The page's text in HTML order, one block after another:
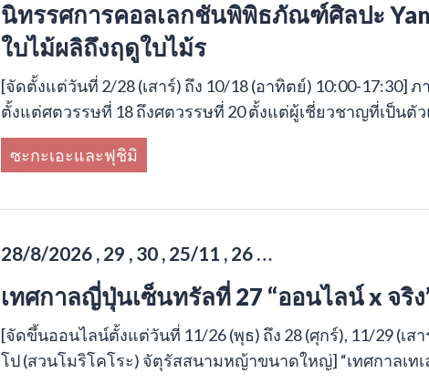
นิทรรศการคอลเลกชันพิพิธภัณฑ์ศิลปะ
ใบไม้ผลิถึงฤดูใบไม้ร
[จัดตั้งแต่วันที่ 2/28 (เสาร์) ถึง 10/18 (อาทิตย์) 10:00-17:30]
ตั้งแต่ศตวรรษที่ 18 ถึงศตวรรษที่ 20 ตั้งแต่ผู้เชี่ยวชาญที่เป็นตั
ซะกะเอะและฟุชิมิ
28/8/2026 , 29 , 30 , 25/11 , 26 …
เทศกาลญี่ปุ่นเซ็นทรัลที่ 27 “ออนไลน์ x จริง
[จัดขึ้นออนไลน์ตั้งแต่วันที่ 11/26 (พุธ) ถึง 28 (ศุกร์), 11/29 (เ
โป (สวนโมริโคโระ) จัตุรัสสนามหญ้าขนาดใหญ่] “เทศกาลเทเ